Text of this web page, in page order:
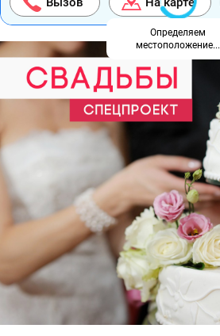
Определяем
местоположение...